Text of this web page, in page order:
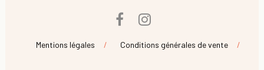
Facebook
Mentions légales Conditions générales de vente